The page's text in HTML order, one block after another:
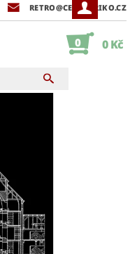
RETRO@CERNETRIKO.CZ
0 0 Kč